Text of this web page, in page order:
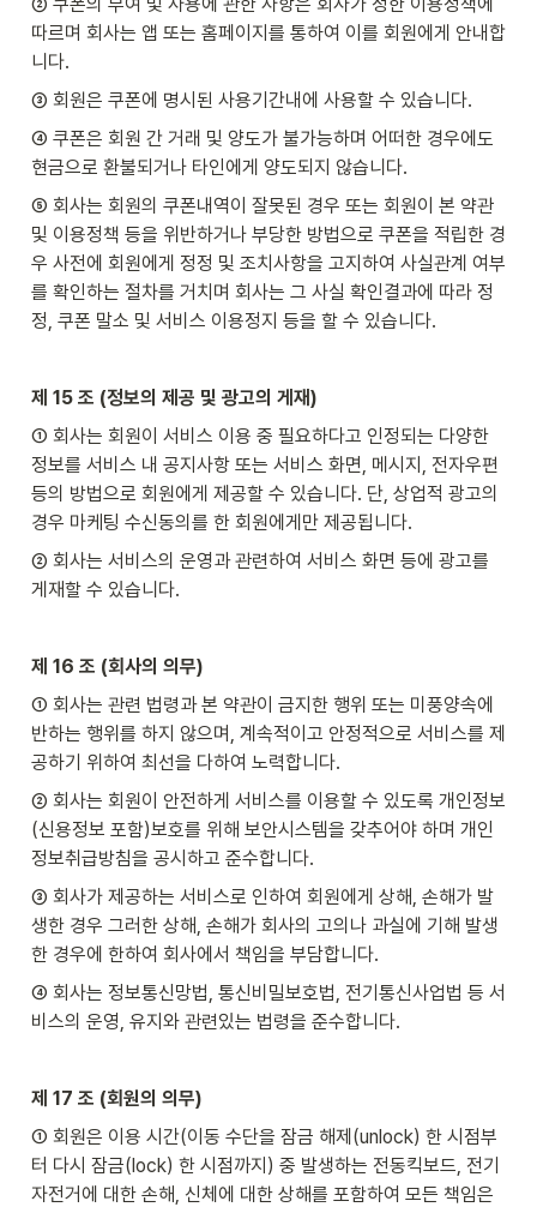
따르며 회사는 앱 또는 홈페이지를 통하여 이를 회원에게 안내합
니다.
③ 회원은 쿠폰에 명시된 사용기간내에 사용할 수 있습니다.
④ 쿠폰은 회원 간 거래 및 양도가 불가능하며 어떠한 경우에도
현금으로 환불되거나 타인에게 양도되지 않습니다.
⑤ 회사는 회원의 쿠폰내역이 잘못된 경우 또는 회원이 본 약관
및 이용정책 등을 위반하거나 부당한 방법으로 쿠폰을 적립한 경
우 사전에 회원에게 정정 및 조치사항을 고지하여 사실관계 여부
를 확인하는 절차를 거치며 회사는 그 사실 확인결과에 따라 정
정, 쿠폰 말소 및 서비스 이용정지 등을 할 수 있습니다.
제 15 조 (정보의 제공 및 광고의 게재)
① 회사는 회원이 서비스 이용 중 필요하다고 인정되는 다양한
정보를 서비스 내 공지사항 또는 서비스 화면, 메시지, 전자우편
등의 방법으로 회원에게 제공할 수 있습니다. 단, 상업적 광고의
경우 마케팅 수신동의를 한 회원에게만 제공됩니다.
② 회사는 서비스의 운영과 관련하여 서비스 화면 등에 광고를
게재할 수 있습니다.
제 16 조 (회사의 의무)
① 회사는 관련 법령과 본 약관이 금지한 행위 또는 미풍양속에
반하는 행위를 하지 않으며, 계속적이고 안정적으로 서비스를 제
공하기 위하여 최선을 다하여 노력합니다.
② 회사는 회원이 안전하게 서비스를 이용할 수 있도록 개인정보
(신용정보 포함)보호를 위해 보안시스템을 갖추어야 하며 개인
정보취급방침을 공시하고 준수합니다.
③ 회사가 제공하는 서비스로 인하여 회원에게 상해, 손해가 발
생한 경우 그러한 상해, 손해가 회사의 고의나 과실에 기해 발생
한 경우에 한하여 회사에서 책임을 부담합니다.
④ 회사는 정보통신망법, 통신비밀보호법, 전기통신사업법 등 서
비스의 운영, 유지와 관련있는 법령을 준수합니다.
제 17 조 (회원의 의무)
① 회원은 이용 시간(이동 수단을 잠금 해제(unlock) 한 시점부
터 다시 잠금(lock) 한 시점까지) 중 발생하는 전동킥보드, 전기
자전거에 대한 손해, 신체에 대한 상해를 포함하여 모든 책임은